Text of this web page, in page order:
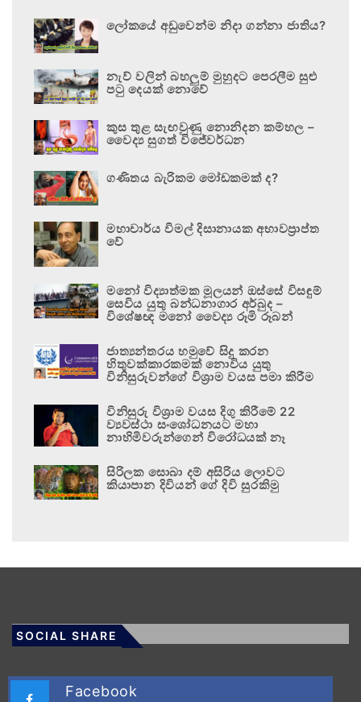
ලෝකයේ අඩුවෙන්ම නිදා ගන්නා ජාතිය?
නැව් වලින් බහලුම් මුහුදට පෙරලීම සුළු
පටු දෙයක් නොවේ
කුස තුළ සැඟවුණු නොනිදන කම්හල –
වෛද්‍ය සුගත් විජේවර්ධන
ගණිතය බැරිකම මෝඩකමක් ද?
මහාචාර්ය විමල් දිසානායක අභාවප්‍රාප්ත
වේ
මනෝ විද්‍යාත්මක මූලයන් ඔස්සේ විසඳුම්
සෙවිය යුතු බන්ධනාගාර අර්බුද –
විශේෂඥ මනෝ වෛද්‍ය රූමි රූබන්
ජාත්‍යන්තරය හමුවේ සිදු කරන
හිතුවක්කාරකමක් නොවිය යුතු
විනිසුරුවන්ගේ විශ්‍රාම වයස පමා කිරීම
විනිසුරු විශ්‍රාම වයස දිගු කිරීමේ 22
ව්‍යවස්ථා සංශෝධනයට මහා
නාහිමිවරුන්ගෙන් විරෝධයක් නෑ
සිරිලක සොබා දම් අසිරිය ලොවට
කියාපාන දිවියන් ගේ දිවි සුරකිමු
SOCIAL SHARE
Facebook